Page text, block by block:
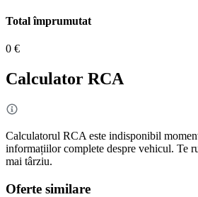
Total împrumutat
0 €
Calculator RCA
Calculatorul RCA este indisponibil
informațiilor complete despre vehicul. Te
mai târziu.
Oferte similare